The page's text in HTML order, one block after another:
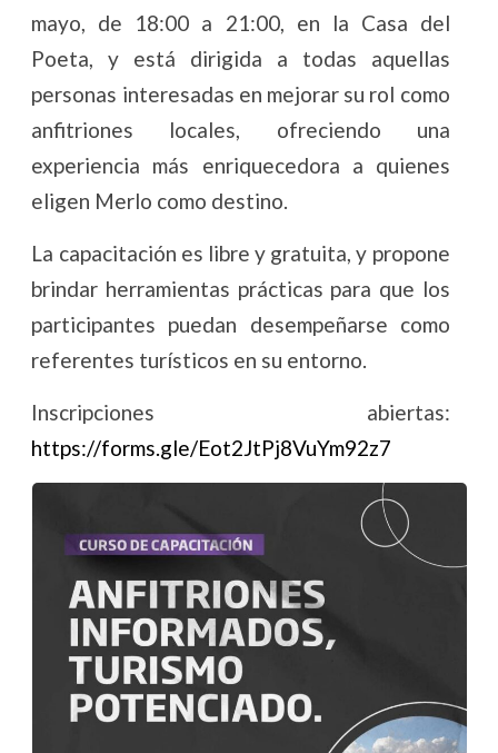
mayo, de 18:00 a 21:00, en la Casa del
Poeta, y está dirigida a todas aquellas
personas interesadas en mejorar su rol como
anfitriones locales, ofreciendo una
experiencia más enriquecedora a quienes
eligen Merlo como destino.
La capacitación es libre y gratuita, y propone
brindar herramientas prácticas para que los
participantes puedan desempeñarse como
referentes turísticos en su entorno.
Inscripciones abiertas:
https://forms.gle/Eot2JtPj8VuYm92z7